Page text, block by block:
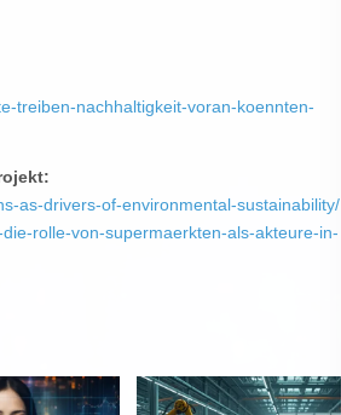
treiben-nachhaltigkeit-voran-koennten-
as-drivers-of-environmental-sustainability/
rolle-von-supermaerkten-als-akteure-in-